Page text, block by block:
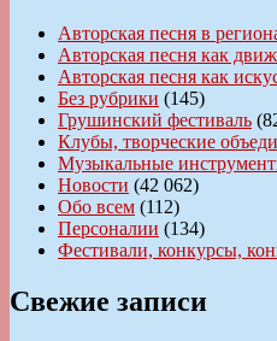
Авторская песня в
Авторская песня как
Авторская песня как
Без рубрики (145)
Грушинский фестиваль
Клубы, творческие
Музыкальные
Новости (42 062)
Обо всем (112)
Персоналии (134)
Фестивали, конкурсы,
Свежие записи